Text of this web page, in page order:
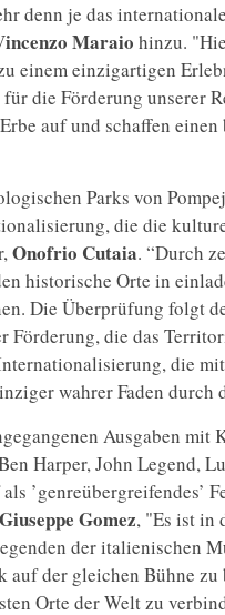
denn je das
Maraio hinzu.
einem einzigartigen
die Förderung unserer
auf und schaffen
Parks von
die die
Onofrio Cutaia. “Durch
historische Orte in
Die Überprüfung folgt
Förderung, die das
die
wahrer Faden durch
Ausgaben
Harper, John Legend,
’genreübergreifendes’
Gomez, "Es ist in
der italienischen
auf der gleichen Bühne
Orte der Welt zu